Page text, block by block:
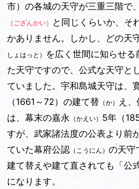
市）の各城の天守が三重三階で
（ごさんかい）
と同じくらいか、そ
かありません。しかし、どの天
しょはっと）
を広く世間に知らせ
た天守ですので、公式な天守と
ていました。宇和島城天守は、
（1661～72）の建て替 （か）
え
は、幕末の嘉永
（かえい） 5年（
すが、武家諸法度の公表より前
ていた幕府公認 （こうにん） の天守
建て替えや建て直されても「公
になります。